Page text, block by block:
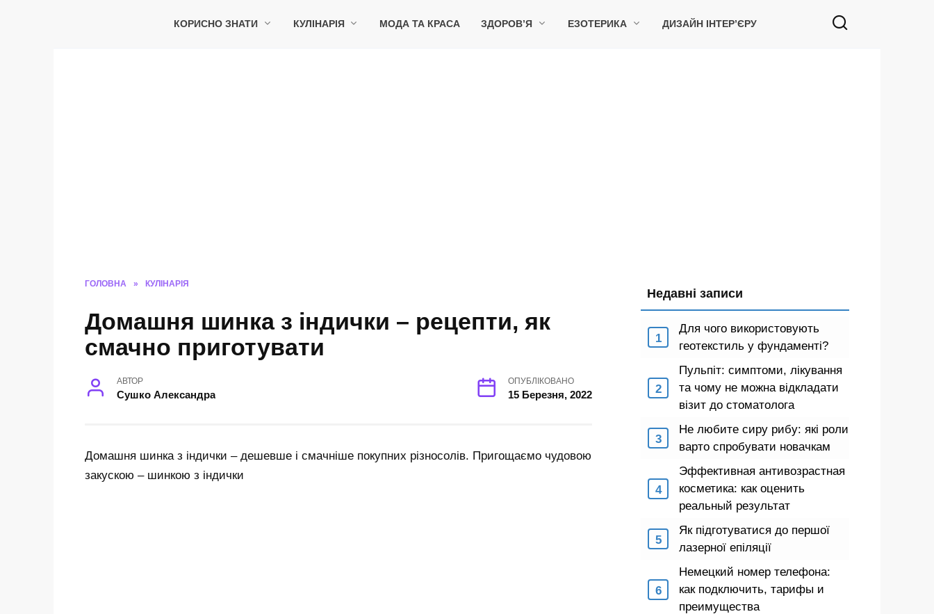
КОРИСНО ЗНАТИ КУЛІНАРІЯ МОДА ТА КРАСА ЗДОРОВ’Я ЕЗОТЕРИКА ДИЗАЙН ІНТЕР’ЄРУ
ГОЛОВНА » КУЛІНАРІЯ
Домашня шинка з індички – рецепти, як
смачно приготувати
АВТОР
Сушко Александра
ОПУБЛІКОВАНО
15 Березня, 2022
Домашня шинка з індички – дешевше і смачніше покупних різносолів. Пригощаємо чудовою
закускою – шинкою з індички
Недавні записи
Для чого використовують
геотекстиль у фундаменті?
Пульпіт: симптоми, лікування
та чому не можна відкладати
візит до стоматолога
Не любите сиру рибу: які роли
варто спробувати новачкам
Эффективная антивозрастная
косметика: как оценить
реальный результат
Як підготуватися до першої
лазерної епіляції
Немецкий номер телефона:
как подключить, тарифы и
преимущества